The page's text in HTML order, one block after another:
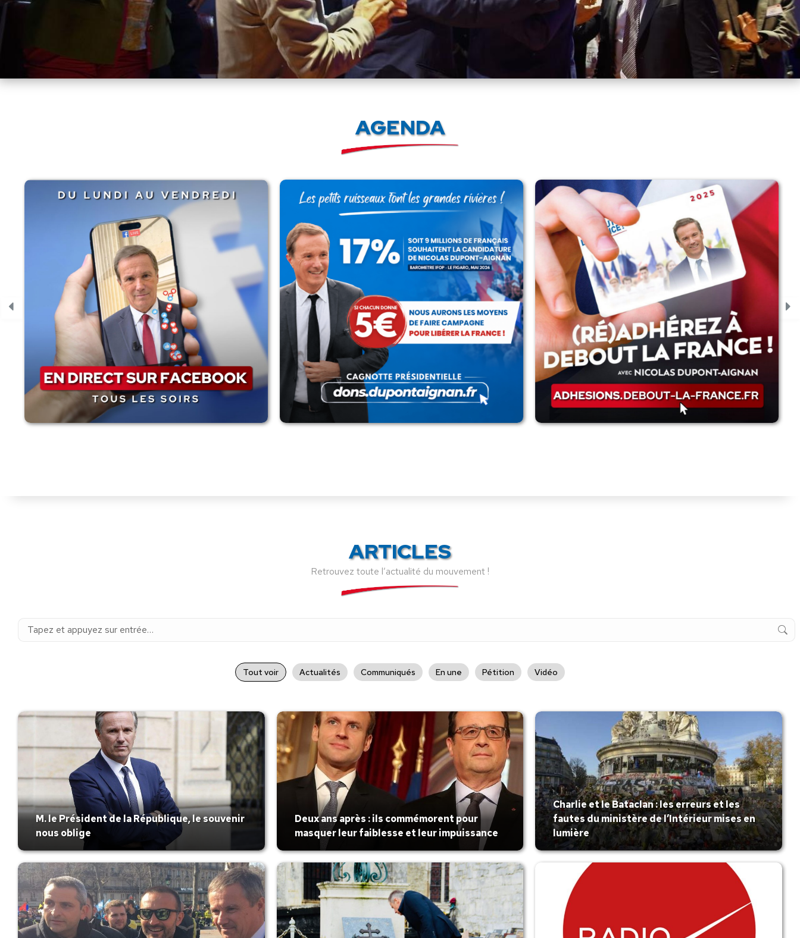
AGENDA
ARTICLES
Retrouvez toute l’actualité du mouvement !
Recherche
Tout voir Actualités Communiqués En une Pétition Vidéo
M. le Président de la République, le souvenir
nous oblige
Deux ans après : ils commémorent pour
masquer leur faiblesse et leur impuissance
Charlie et le Bataclan : les erreurs et les
fautes du ministère de l’Intérieur mises en
lumière